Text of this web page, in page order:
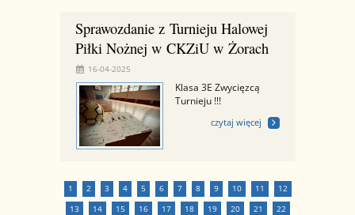
Sprawozdanie z Turnieju Halowej
Piłki Nożnej w CKZiU w Żorach
16-04-2025
Klasa 3E Zwycięzcą
Turnieju !!!
czytaj więcej
1 2 3 4 5 6 7 8 9 10 11
12
13
14 15 16 17 18 19 20 21
22